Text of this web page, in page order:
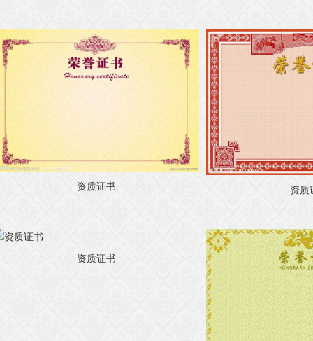
资质证书 资质
资质证书